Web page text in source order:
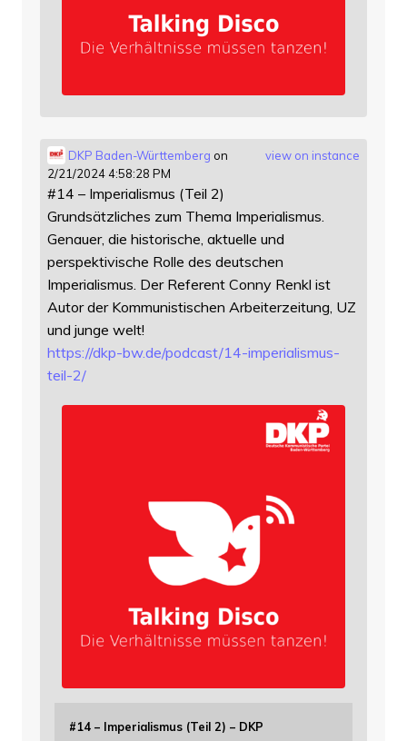
view on instance
DKP Baden-Württemberg on
2/21/2024 4:58:28 PM
#14 – Imperialismus (Teil 2)
Grundsätzliches zum Thema Imperialismus.
Genauer, die historische, aktuelle und
perspektivische Rolle des deutschen
Imperialismus. Der Referent Conny Renkl ist
Autor der Kommunistischen Arbeiterzeitung, UZ
und junge welt!
https://dkp-bw.de/podcast/14-imperialismus-
teil-2/
#14 – Imperialismus (Teil 2) – DKP